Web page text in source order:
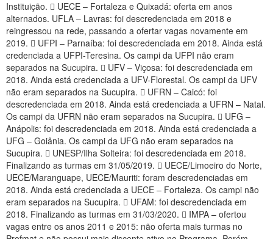
Instituição.  UECE – Fortaleza e Quixadá: oferta em anos
alternados. UFLA – Lavras: foi descredenciada em 2018 e
reingressou na rede, passando a ofertar vagas novamente em
2019.  UFPI – Parnaíba: foi descredenciada em 2018. Ainda está
credenciada a UFPI-Teresina. Os campi da UFPI não eram
separados na Sucupira.  UFV – Viçosa: foi descredenciada em
2018. Ainda está credenciada a UFV-Florestal. Os campi da UFV
não eram separados na Sucupira.  UFRN – Caicó: foi
descredenciada em 2018. Ainda está credenciada a UFRN – Natal.
Os campi da UFRN não eram separados na Sucupira.  UFG –
Anápolis: foi descredenciada em 2018. Ainda está credenciada a
UFG – Goiânia. Os campi da UFG não eram separados na
Sucupira.  UNESP/Ilha Solteira: foi descredenciada em 2018.
Finalizando as turmas em 31/05/2019.  UECE/Limoeiro do Norte,
UECE/Maranguape, UECE/Mauriti: foram descredenciadas em
2018. Ainda está credenciada a UECE – Fortaleza. Os campi não
eram separados na Sucupira.  UFAM: foi descredenciada em
2018. Finalizando as turmas em 31/03/2020.  IMPA – ofertou
vagas entre os anos 2011 e 2015: não oferta mais turmas no